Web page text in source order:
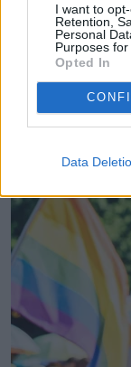
I want to
Retention,
Personal
Purposes for
Opted In
Data